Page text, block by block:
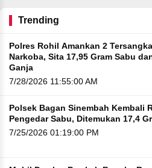
Trending
Polres Rohil Amankan 2
Narkoba, Sita 17,95 Gram Sabu
Ganja
7/28/2026 11:55:00 AM
Polsek Bagan Sinembah Kembali
Pengedar Sabu, Ditemukan 17,4
7/25/2026 01:19:00 PM